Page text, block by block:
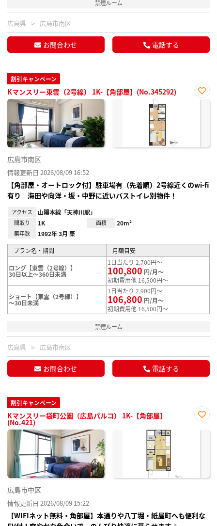
禁煙ルーム
広島県 広島市南区
お問合わせ 電話する
割引キャンペーン
Kマンスリー東雲（2号線） 1K-【角部屋】(No.345292)
お気
広島市南区
情報更新日 2026/08/09 16:52
【角部屋・オートロック付】駐車場有（先着順）2号線近くのwi-fi
有り 海田や向洋・坂・中野に近いバストイレ別物件！
アクセス 山陽本線「天神川駅」
間取り 1K 面積 20m²
築年数 1992年 3月 築
プラン名・期間 月額目安
ロング【東雲（2号線）】
30日以上～360日未満
1日当たり 2,700円～
100,800 円/月～
初期費用他 16,500円～
ショート【東雲（2号線）】
～30日未満
1日当たり 2,900円～
106,800 円/月～
初期費用他 16,500円～
禁煙ルーム
広島県 広島市南区
お問合わせ 電話する
割引キャンペーン
Kマンスリー袋町公園（広島パルコ） 1K-【角部屋】
(No.421)
に入
広島市中区
情報更新日 2026/08/09 15:22
【WIFIネット無料・角部屋】本通りや八丁堀・紙屋町へも便利な